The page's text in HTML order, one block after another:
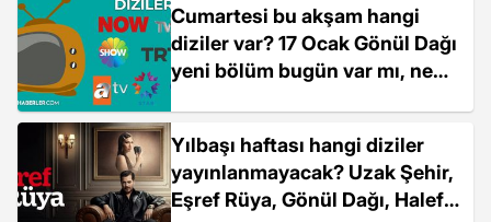
Cumartesi bu akşam hangi
diziler var? 17 Ocak Gönül Dağı
yeni bölüm bugün var mı, ne
Yılbaşı haftası hangi diziler
yayınlanmayacak? Uzak Şehir,
Eşref Rüya, Gönül Dağı, Halef